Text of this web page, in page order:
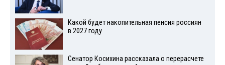
Какой будет накопительная пенсия россиян
в 2027 году
Сенатор Косихина рассказала о перерасчете